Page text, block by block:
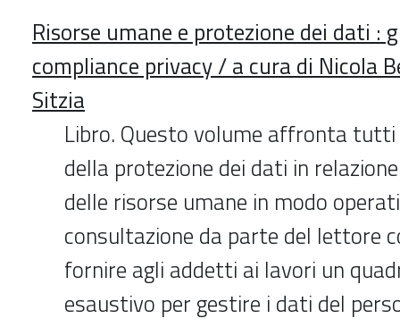
Risorse umane e protezione dei dati :
compliance privacy / a cura di Nicola
Sitzia
Libro. Questo volume affronta
della protezione dei dati in
delle risorse umane in modo
consultazione da parte del lettore
fornire agli addetti ai lavori un
esaustivo per gestire i dati del